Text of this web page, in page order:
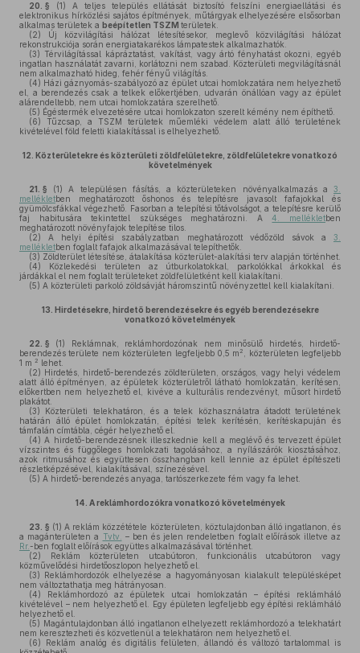
20. § (1) A teljes település ellátását biztosító felszíni energiaellátási és
elektronikus hírközlési sajátos építmények, műtárgyak elhelyezésére elsősorban
alkalmas területek a beépítetlen TSZM területek.
(2) Új közvilágítási hálózat létesítésekor, meglevő közvilágítási hálózat
rekonstrukciója során energiatakarékos lámpatestek alkalmazhatók.
(3) Térvilágítással kápráztatást, vakítást, vagy ártó fényhatást okozni, egyéb
ingatlan használatát zavarni, korlátozni nem szabad. Közterületi megvilágításnál
nem alkalmazható hideg, fehér fényű világítás.
(4) Házi gáznyomás-szabályozó az épület utcai homlokzatára nem helyezhető
el, a berendezés csak a telkek előkertjében, udvarán önállóan vagy az épület
alárendeltebb, nem utcai homlokzatára szerelhető.
(5) Égéstermék elvezetésére utcai homlokzaton szerelt kémény nem építhető.
(6) Tűzcsap, a TSZM területek műemléki védelem alatt álló területének
kivételével föld feletti kialakítással is elhelyezhető.
12. Közterületekre és közterületi zöldfelületekre, zöldfelületekrevonatkozó
követelmények
21. § (1) A településen fásítás, a közterületeken növényalkalmazás a3.
mellékletben meghatározott őshonos és telepítésre javasolt fafajokkal és
gyümölcsfákkal végezhető. Fasorban a telepítési tőtávolságot, a telepítésre kerülő
faj habitusára tekintettel szükséges meghatározni. A4. mellékletben
meghatározott növényfajok telepítése tilos.
(2) A helyi építési szabályzatban meghatározott védőzöld sávok a 3.
mellékletben foglalt fafajok alkalmazásával telepíthetők.
(3) Zöldterület létesítése, átalakítása közterület-alakítási terv alapján történhet.
(4) Közlekedési területen az útburkolatokkal, parkolókkal árkokkal és
járdákkal el nem foglalt területeket zöldfelületként kell kialakítani.
(5) A közterületi parkoló zöldsávját háromszintű növényzettel kell kialakítani.
13. Hirdetésekre, hirdető berendezésekre és egyéb berendezésekre
vonatkozó követelmények
22. § (1)
Reklámnak, reklámhordozónak nem minősülő hirdetés, hirdető-
berendezés területe nem közterületen legfeljebb 0,5 m2
, közterületen legfeljebb
1 m 2 lehet.
(2) Hirdetés, hirdető-berendezés zöldterületen, országos, vagy helyi védelem
alatt álló építményen, az épületek közterületről látható homlokzatán, kerítésen,
előkertben nem helyezhető el, kivéve a kulturális rendezvényt, műsort hirdető
plakátot.
(3) Közterületi telekhatáron, és a telek közhasználatra átadott területének
határán álló épület homlokzatán, építési telek kerítésén, kerítéskapuján és
támfalán címtábla, cégér helyezhető el.
(4) A hirdető-berendezésnek illeszkednie kell a meglévő és tervezett épület
vízszintes és függőleges homlokzati tagolásához, a nyílászárók kiosztásához,
azok ritmusához és együttesen összhangban kell lennie az épület építészeti
részletképzésével, kialakításával, színezésével.
(5) A hirdető-berendezés anyaga, tartószerkezete fém vagy fa lehet.
14. A reklámhordozókra vonatkozó követelmények
23. § (1) A reklám közzététele közterületen, köztulajdonban álló ingatlanon, és
a magánterületen a Tvtv.
– ben és jelen rendeletben foglalt előírások illetve az
Rr.-ben foglalt előírások együttes alkalmazásával történhet.
(2) Reklám közterületen utcabútoron, funkcionális utcabútoron vagy
közművelődési hirdetőoszlopon helyezhető el.
(3) Reklámhordozók elhelyezése a hagyományosan kialakult településképet
nem változtathatja meg hátrányosan.
(4) Reklámhordozó az épületek utcai homlokzatán – építési reklámháló
kivételével – nem helyezhető el. Egy épületen legfeljebb egy építési reklámháló
helyezhető el.
(5) Magántulajdonban álló ingatlanon elhelyezett reklámhordozó a telekhatárt
nem keresztezheti és közvetlenül a telekhatáron nem helyezhető el.
(6) Reklám analóg és digitális felületen, állandó és változó tartalommal is